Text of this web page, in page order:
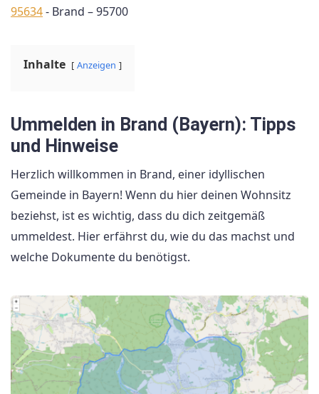
95634- Brand – 95700
Inhalte Anzeigen
Ummelden in Brand (Bayern): Tipps
und Hinweise
Herzlich willkommen in Brand, einer idyllischen
Gemeinde in Bayern! Wenn du hier deinen Wohnsitz
beziehst, ist es wichtig, dass du dich zeitgemäß
ummeldest. Hier erfährst du, wie du das machst und
welche Dokumente du benötigst.